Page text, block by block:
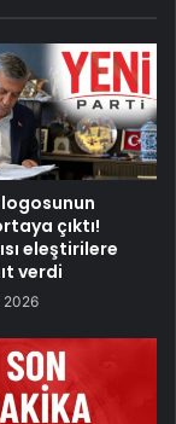
logosunun
çıktı!
eleştirilere
verdi
2026